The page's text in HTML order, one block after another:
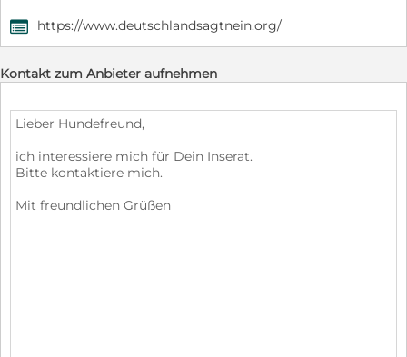
, https://www.deutschlandsagtnein.org/
Kontakt zum Anbieter aufnehmen